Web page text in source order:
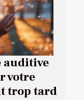
auditive
votre
trop tard